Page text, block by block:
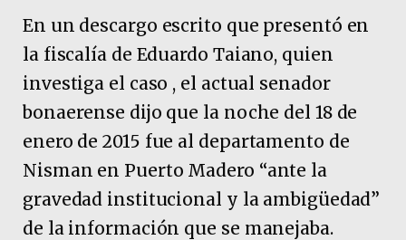
En un descargo escrito que presentó en
la fiscalía de Eduardo Taiano, quien
investiga el caso , el actual senador
bonaerense dijo que la noche del 18 de
enero de 2015 fue al departamento de
Nisman en Puerto Madero “ante la
gravedad institucional y la ambigüedad”
de la información que se manejaba.